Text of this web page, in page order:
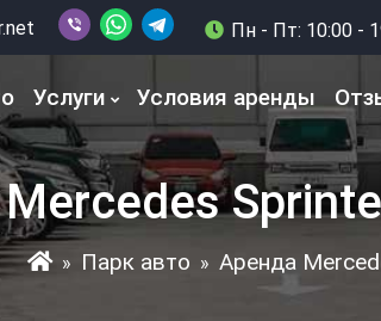
Пн - Пт: 10:00 -
Услуги Условия аренды
» Парк авто » Аренда